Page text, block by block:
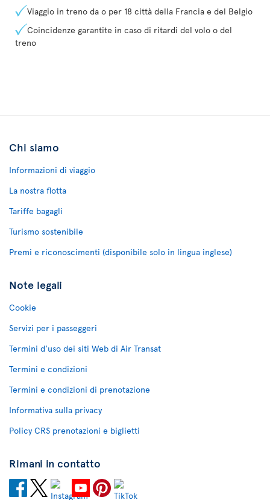
Viaggio in treno da o per 18 città della Francia e del Belgio
Coincidenze garantite in caso di ritardi del volo o del
treno
Chi siamo
Informazioni di viaggio
La nostra flotta
Tariffe bagagli
Turismo sostenibile
Premi e riconoscimenti (disponibile solo in lingua inglese)
Note legali
Cookie
Servizi per i passeggeri
Termini d'uso dei siti Web di Air Transat
Termini e condizioni
Termini e condizioni di prenotazione
Informativa sulla privacy
Policy CRS prenotazioni e biglietti
Rimani in contatto